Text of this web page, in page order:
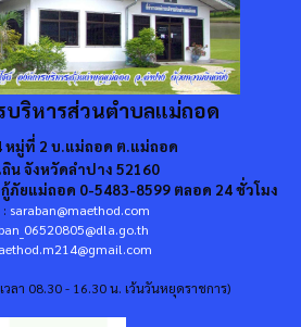
บริหารส่วนตำบลแม่ถอด
หมู่ที่ 2 บ.แม่ถอด ต.แม่ถอด
ถิน จังหวัดลำปาง 52160
ภัยแม่ถอด 0-5483-8599 ตลอด 24 ชั่วโมง
saraban@maethod.com
ลา 08.30 - 16.30 น. เว้นวันหยุดราชการ)